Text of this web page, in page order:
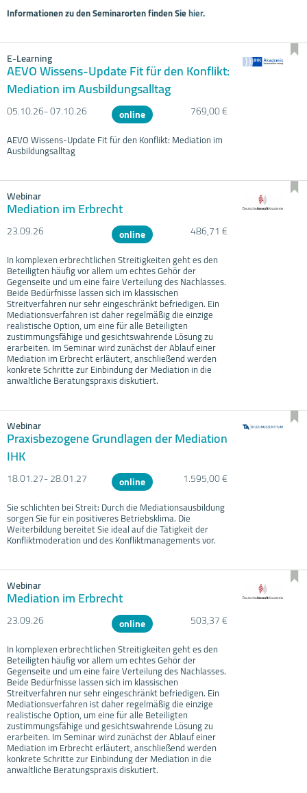
Informationen zu den Seminarorten finden Siehier.
E-Learning
AEVO Wissens-Update Fit für den Konflikt:
Mediation im Ausbildungsalltag
05.10.26- 07.10.26 online 769,00 €
AEVO Wissens-Update Fit für den Konflikt: Mediation im
Ausbildungsalltag
Webinar
Mediation im Erbrecht
23.09.26 online 486,71 €
In komplexen erbrechtlichen Streitigkeiten geht es den
Beteiligten häufig vor allem um echtes Gehör der
Gegenseite und um eine faire Verteilung des Nachlasses.
Beide Bedürfnisse lassen sich im klassischen
Streitverfahren nur sehr eingeschränkt befriedigen. Ein
Mediationsverfahren ist daher regelmäßig die einzige
realistische Option, um eine für alle Beteiligten
zustimmungsfähige und gesichtswahrende Lösung zu
erarbeiten. Im Seminar wird zunächst der Ablauf einer
Mediation im Erbrecht erläutert, anschließend werden
konkrete Schritte zur Einbindung der Mediation in die
anwaltliche Beratungspraxis diskutiert.
Webinar
Praxisbezogene Grundlagen der Mediation
IHK
18.01.27- 28.01.27 online 1.595,00 €
Sie schlichten bei Streit: Durch die Mediationsausbildung
sorgen Sie für ein positiveres Betriebsklima. Die
Weiterbildung bereitet Sie ideal auf die Tätigkeit der
Konfliktmoderation und des Konfliktmanagements vor.
Webinar
Mediation im Erbrecht
23.09.26 online 503,37 €
In komplexen erbrechtlichen Streitigkeiten geht es den
Beteiligten häufig vor allem um echtes Gehör der
Gegenseite und um eine faire Verteilung des Nachlasses.
Beide Bedürfnisse lassen sich im klassischen
Streitverfahren nur sehr eingeschränkt befriedigen. Ein
Mediationsverfahren ist daher regelmäßig die einzige
realistische Option, um eine für alle Beteiligten
zustimmungsfähige und gesichtswahrende Lösung zu
erarbeiten. Im Seminar wird zunächst der Ablauf einer
Mediation im Erbrecht erläutert, anschließend werden
konkrete Schritte zur Einbindung der Mediation in die
anwaltliche Beratungspraxis diskutiert.